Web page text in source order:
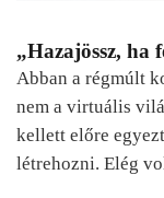
„Hazajössz, ha
Abban a régmúlt
nem a virtuális
kellett előre
létrehozni. Elég